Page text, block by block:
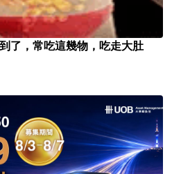
了，常吃這幾物，吃走大肚